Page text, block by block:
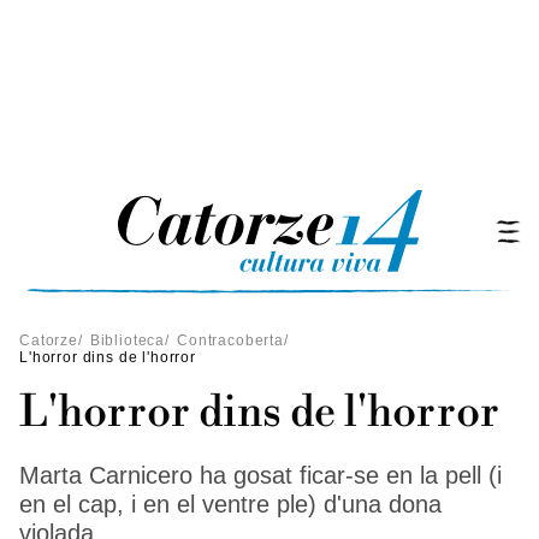
Catorze/ Biblioteca/ Contracoberta/
L'horror dins de l'horror
L'horror dins de l'horror
Marta Carnicero ha gosat ficar-se en la pell (i
en el cap, i en el ventre ple) d'una dona
violada